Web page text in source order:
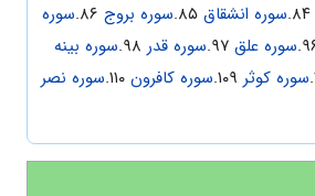
۸۴. سوره انشقاق ۸۵. سوره بروج
سوره
سوره علق ۹۷. سوره قدر
سوره بینه
سوره کوثر سوره کافرون
سوره نصر